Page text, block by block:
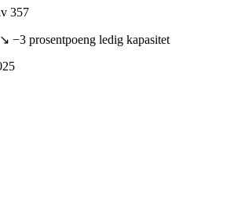
357
↘ −3 prosentpoeng ledig kapasitet